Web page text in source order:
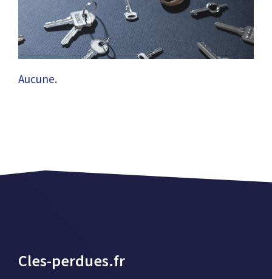
Aucune.
Cles-perdues.fr